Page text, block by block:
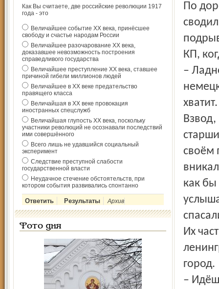
Как Вы считаете, две российские революции 1917
года - это
Величайшее событие ХХ века, принёсшее
свободу и счастье народам России
Величайшее разочарование ХХ века,
доказавшее невозможность построения
справедливого государства
Величайшее преступление ХХ века, ставшее
причиной гибели миллионов людей
Величайшее в ХХ веке предательство
правящего класса
Величайшая в ХХ веке провокация
иностранных спецслужб
Величайшая глупость ХХ века, поскольку
участники революций не осознавали последствий
ими совершённого
Всего лишь не удавшийся социальный
эксперимент
Следствие преступной слабости
государственной власти
Неудачное стечение обстоятельств, при
котором события развивались спонтанно
Архив
Фото дня
По
КП,
–
хватит.
Взвод,
своём
как
Их
город.
–